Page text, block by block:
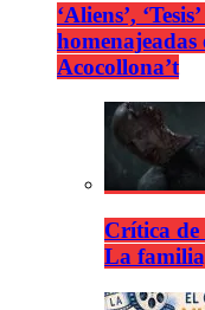
‘Aliens’,
Acocollona’t
Crítica de
La